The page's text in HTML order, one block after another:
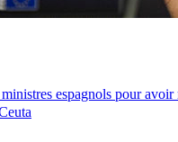
espagnols pour avoir